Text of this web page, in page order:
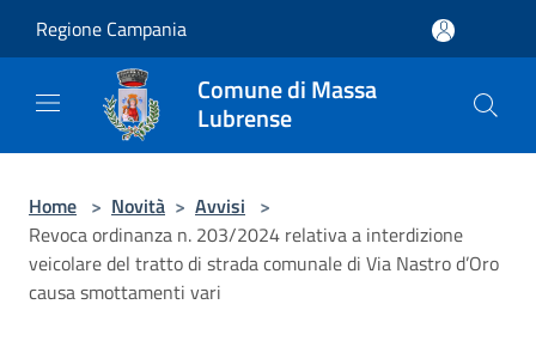
Regione Campania
Comune di Massa
Lubrense
Home > Novità > Avvisi >
Revoca ordinanza n. 203/2024 relativa a interdizione
veicolare del tratto di strada comunale di Via Nastro d’Oro
causa smottamenti vari